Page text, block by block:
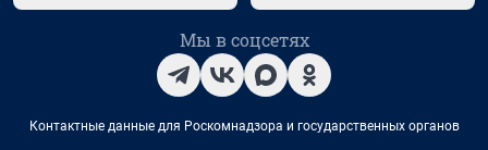
Мы в соцсетях
Контактные данные для Роскомнадзора и государственных органов